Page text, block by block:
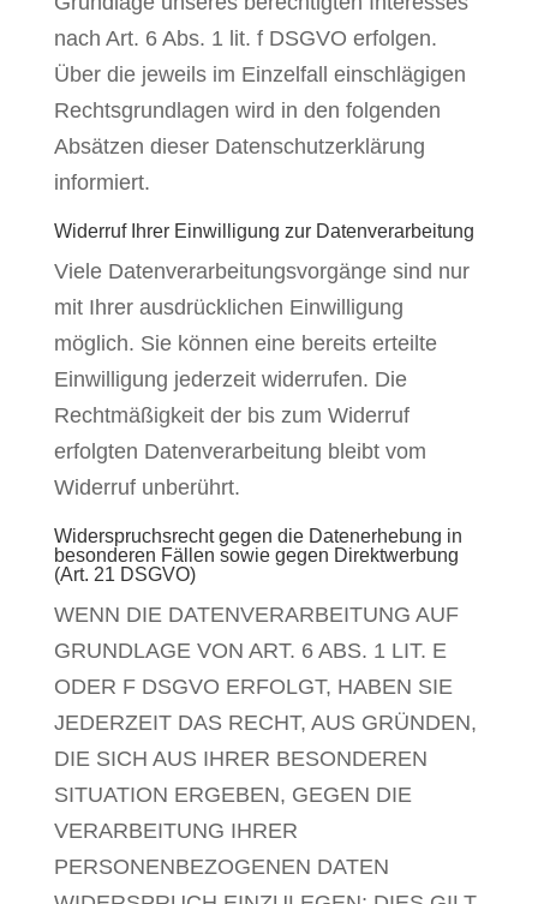
nach Art. 6 Abs. 1 lit. f DSGVO erfolgen.
Über die jeweils im Einzelfall einschlägigen
Rechtsgrundlagen wird in den folgenden
Absätzen dieser Datenschutzerklärung
informiert.
Widerruf Ihrer Einwilligung zur Datenverarbeitung
Viele Datenverarbeitungsvorgänge sind nur
mit Ihrer ausdrücklichen Einwilligung
möglich. Sie können eine bereits erteilte
Einwilligung jederzeit widerrufen. Die
Rechtmäßigkeit der bis zum Widerruf
erfolgten Datenverarbeitung bleibt vom
Widerruf unberührt.
Widerspruchsrecht gegen die Datenerhebung in
besonderen Fällen sowie gegen Direktwerbung
(Art. 21 DSGVO)
WENN DIE DATENVERARBEITUNG AUF
GRUNDLAGE VON ART. 6 ABS. 1 LIT. E
ODER F DSGVO ERFOLGT, HABEN SIE
JEDERZEIT DAS RECHT, AUS GRÜNDEN,
DIE SICH AUS IHRER BESONDEREN
SITUATION ERGEBEN, GEGEN DIE
VERARBEITUNG IHRER
PERSONENBEZOGENEN DATEN